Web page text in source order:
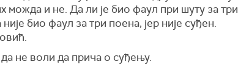
можда и не. Да ли је био фаул при шуту за три
био фаул за три поена, јер није суђен.
не воли да прича о суђењу.